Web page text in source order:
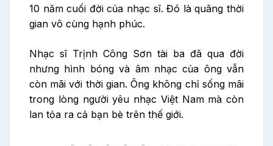
10 năm cuối đời của nhạc sĩ. Đó là quãng thời
gian vô cùng hạnh phúc.
Nhạc sĩ Trịnh Công Sơn tài ba đã qua đời
nhưng hình bóng và âm nhạc của ông vẫn
còn mãi với thời gian. Ông không chỉ sống mãi
trong lòng người yêu nhạc Việt Nam mà còn
lan tỏa ra cả bạn bè trên thế giới.